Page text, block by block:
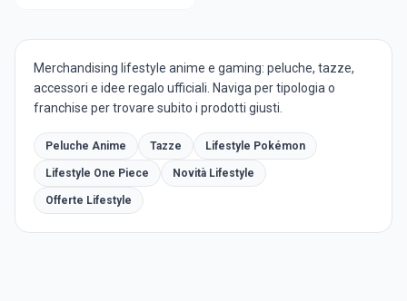
Merchandising lifestyle anime e gaming: peluche, tazze,
accessori e idee regalo ufficiali. Naviga per tipologia o
franchise per trovare subito i prodotti giusti.
Peluche Anime Tazze Lifestyle Pokémon
Lifestyle One Piece Novità Lifestyle
Offerte Lifestyle